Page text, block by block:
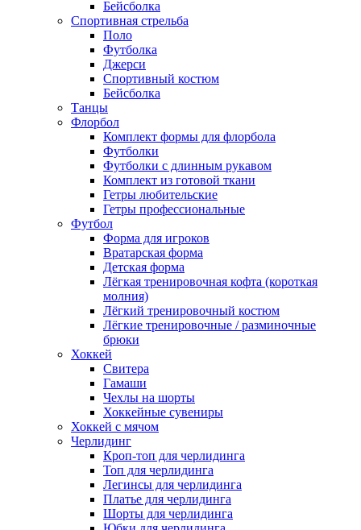
Бейсболка
Спортивная стрельба
Поло
Футболка
Джерси
Спортивный костюм
Бейсболка
Танцы
Флорбол
Комплект формы для флорбола
Футболки
Футболки с длинным рукавом
Комплект из готовой ткани
Гетры любительские
Гетры профессиональные
Футбол
Форма для игроков
Вратарская форма
Детская форма
Лёгкая тренировочная кофта (короткая
молния)
Лёгкий тренировочный костюм
Лёгкие тренировочные / разминочные
брюки
Хоккей
Свитера
Гамаши
Чехлы на шорты
Хоккейные сувениры
Хоккей с мячом
Черлидинг
Кроп-топ для черлидинга
Топ для черлидинга
Легинсы для черлидинга
Платье для черлидинга
Шорты для черлидинга